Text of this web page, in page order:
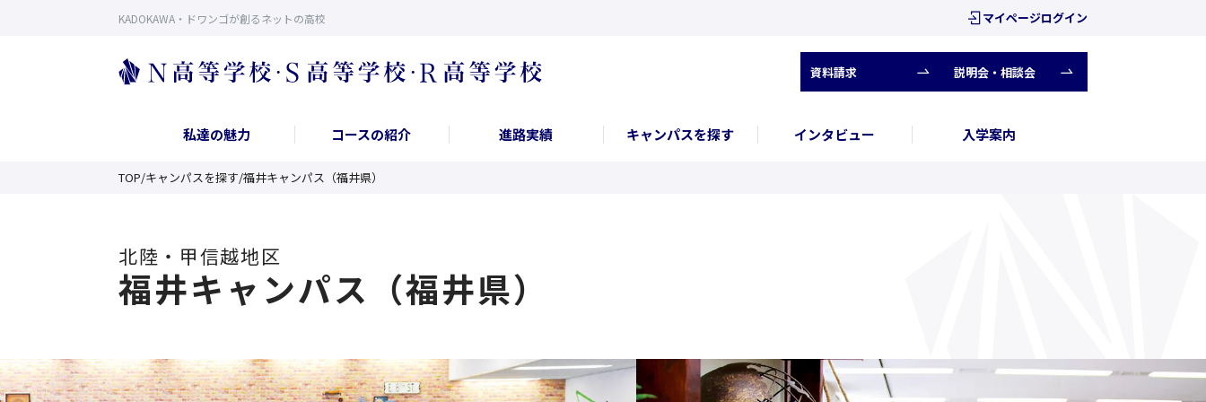
KADOKAWA・ドワンゴが創るネットの高校 マイページログイン
資料請求 説明会・相談会
私達の魅力 コースの紹介 進路実績 キャンパスを探す インタビュー 入学案内
TOP/キャンパスを探す/福井キャンパス（福井県）
北陸・甲信越地区
福井キャンパス（福井県）